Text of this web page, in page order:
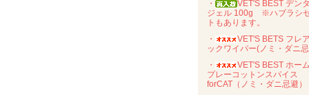
・
VET'S BEST デン
ジェル 100g ※ハブラシ
トもあります。
・
VET'S BETS フレ
ックワイパー(ノミ・ダニ
・
VET'S BEST ホー
プレーコットンスパイス
forCAT（ノミ・ダニ忌避）